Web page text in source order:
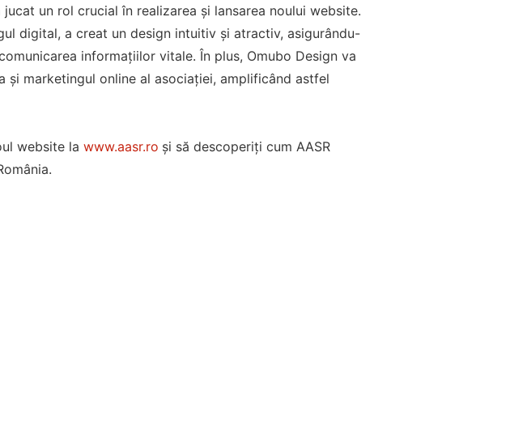
un rol crucial în realizarea și lansarea noului website.
digital, a creat un design intuitiv și atractiv, asigurându-
informațiilor vitale. În plus, Omubo Design va
și marketingul online al asociației, amplificând astfel
website la www.aasr.ro și să descoperiți cum AASR